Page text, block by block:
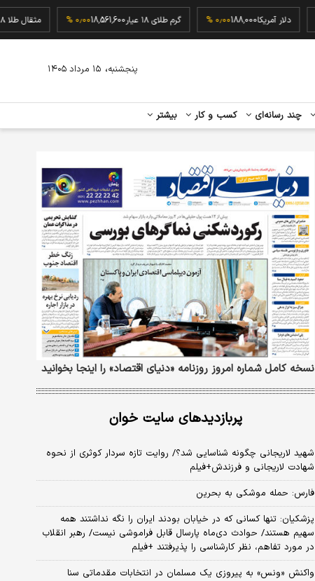
دلار آمریکا188,000 گرم طلای ۱۸ عیار 18,561,600
چند رسانه‌ای کسب و کار بیشتر
پنجشنبه، ۱۵ مرداد ۱۴۰۵
نسخه کامل شماره امروز روزنامه «دنیای‌ اقتصاد» را اینجا بخوانید
پربازدیدهای سایت خوان
شهید لاریجانی چگونه شناسایی شد؟/ روایت تازه سردار کوثری از نحوه
شهادت لاریجانی و فرزندش+فیلم
فارس: حمله موشکی به بحرین
پزشکیان: تنها کسانی که در خیابان بودند ایران را نگه نداشتند همه
سهیم هستند/ حوادث دی‌ماه پارسال قابل فراموشی نیست/ رهبر انقلاب
در مورد تفاهم، نظر کارشناسی را پذیرفتند +فیلم
واکنش «ونس» به پیروزی یک مسلمان در انتخابات مقدماتی سنا